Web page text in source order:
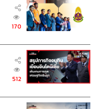
170
512